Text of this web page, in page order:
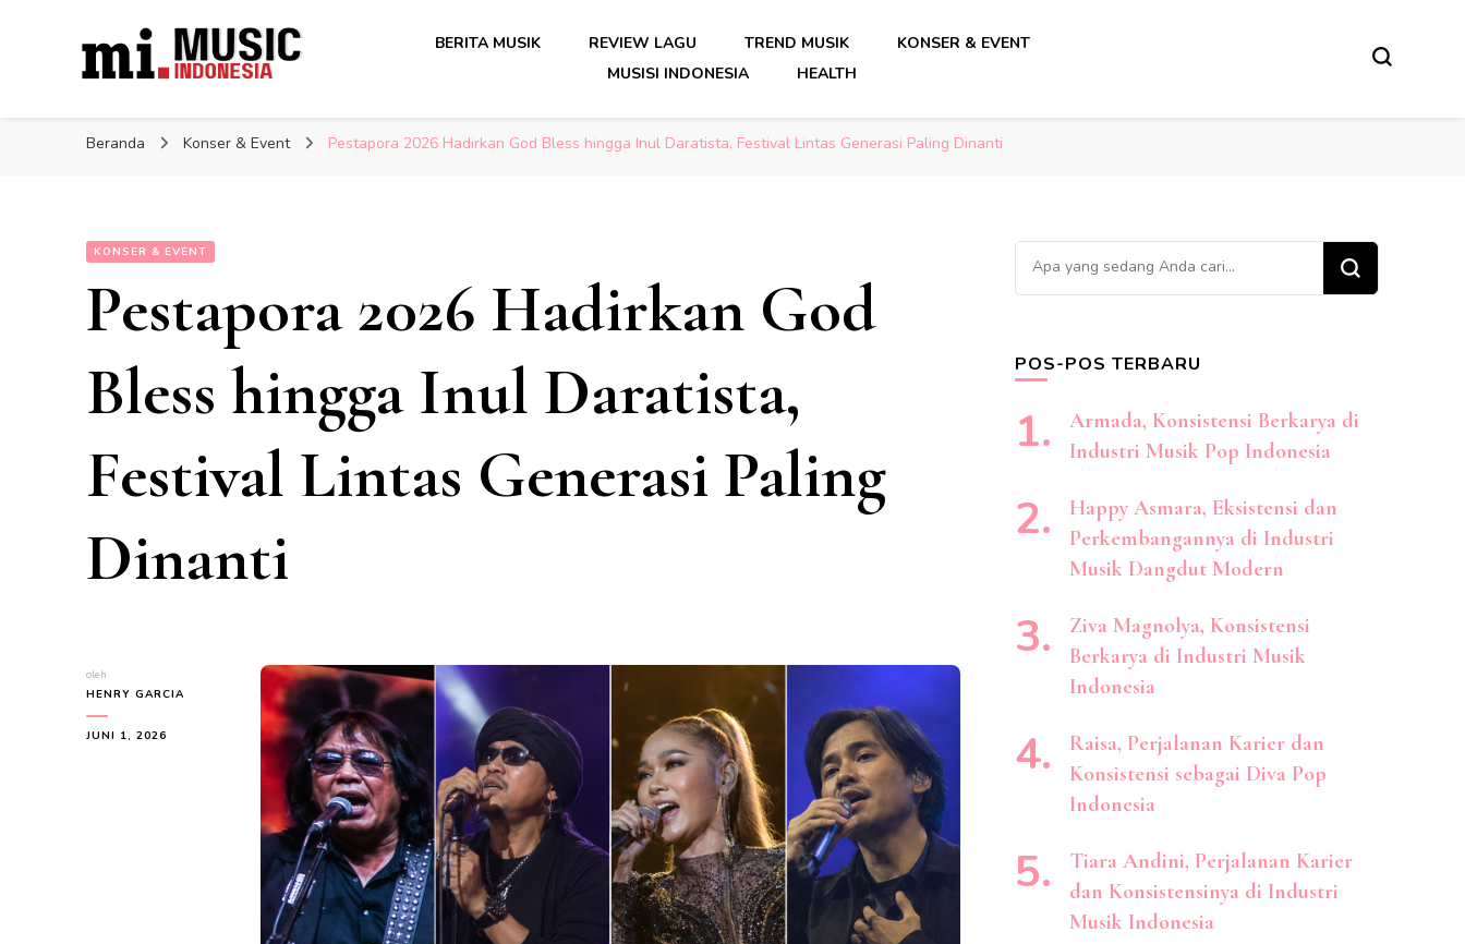
Berita Musisi Terkini: Update Musik Indonesia Lengkap
Berita Musisi Terkini: Update Musik Indonesia Lengkap
BERITA MUSIK REVIEW LAGU TREND MUSIK
KONSER & EVENT
MUSISI INDONESIA
HEALTH
Beranda Konser & Event Pestapora 2026 Hadirkan God Bless hingga Inul Daratista, Festival Lintas Generasi Paling Dinanti
KONSER & EVENT
Pestapora 2026 Hadirkan God
Bless hingga Inul Daratista,
Festival Lintas Generasi Paling
Dinanti
oleh
HENRY GARCIA
JUNI 1, 2026
Mencari
Sesuatu?
POS-POS TERBARU
Armada, Konsistensi Berkarya di
Industri Musik Pop Indonesia
Happy Asmara, Eksistensi dan
Perkembangannya di Industri
Musik Dangdut Modern
Ziva Magnolya, Konsistensi
Berkarya di Industri Musik
Indonesia
Raisa, Perjalanan Karier dan
Konsistensi sebagai Diva Pop
Indonesia
Tiara Andini, Perjalanan Karier
dan Konsistensinya di Industri
Musik Indonesia